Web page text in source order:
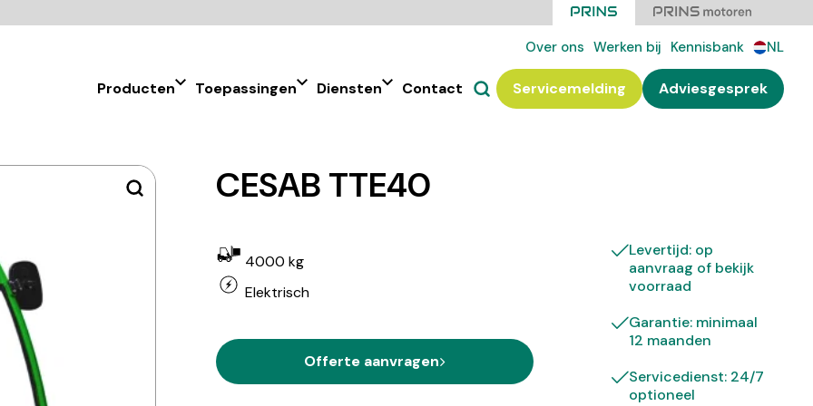
Over ons Werken bij Kennisbank NL
Producten Toepassingen Diensten Contact Servicemelding Adviesgesprek
CESAB TTE40
4000 kg
Elektrisch
Offerte aanvragen
Levertijd: op
aanvraag of bekijk
voorraad
Garantie: minimaal
12 maanden
Servicedienst: 24/7
optioneel